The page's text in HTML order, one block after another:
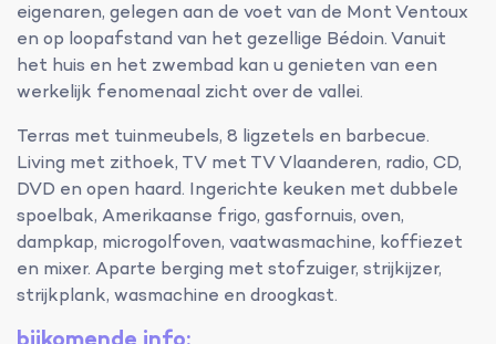
eigenaren, gelegen aan de voet van de Mont Ventoux
en op loopafstand van het gezellige Bédoin. Vanuit
het huis en het zwembad kan u genieten van een
werkelijk fenomenaal zicht over de vallei.
Terras met tuinmeubels, 8 ligzetels en barbecue.
Living met zithoek, TV met TV Vlaanderen, radio, CD,
DVD en open haard. Ingerichte keuken met dubbele
spoelbak, Amerikaanse frigo, gasfornuis, oven,
dampkap, microgolfoven, vaatwasmachine, koffiezet
en mixer. Aparte berging met stofzuiger, strijkijzer,
strijkplank, wasmachine en droogkast.